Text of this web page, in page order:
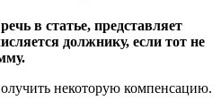
в статье, представляет
должнику, если тот не
некоторую компенсацию.